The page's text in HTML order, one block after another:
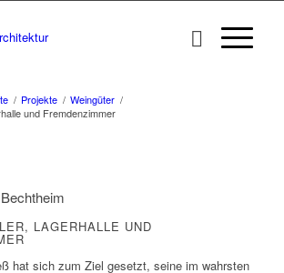
/ Projekte / Weingüter /
und Fremdenzimmer
LAGERHALLE UND
hat sich zum Ziel gesetzt, seine im wahrsten